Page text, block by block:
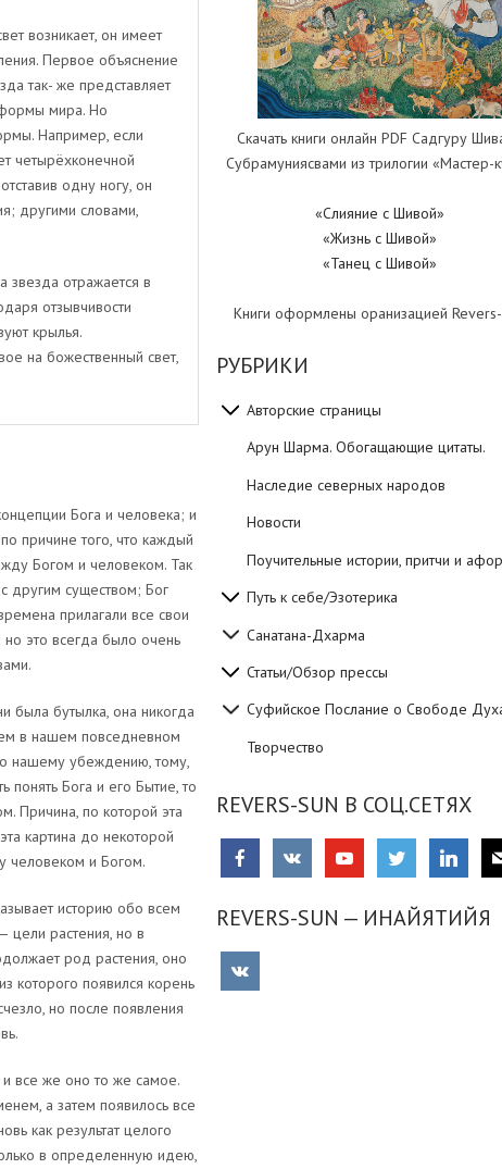
возникает, он имеет
Первое объяснение
так- же представляет
формы мира. Но
Например, если
четырёхконечной
одну ногу, он
другими словами,
звезда отражается в
отзывчивости
крылья.
на божественный свет,
Бога и человека; и
причине того, что каждый
Богом и человеком. Так
другим существом; Бог
прилагали все свои
это всегда было очень
была бутылка, она никогда
в нашем повседневном
нашему убеждению, тому,
Бога и его Бытие, то
Причина, по которой эта
картина до некоторой
человеком и Богом.
историю обо всем
цели растения, но в
род растения, оно
которого появился корень
но после появления
и все же оно то же самое.
а затем появилось все
как результат целого
в определенную идею,
Скачать книги онлайн PDF Садгуру
Субрамуниясвами из трилогии «Мастер-
«Слияние с Шивой»
«Жизнь с Шивой»
«Танец с Шивой»
Книги оформлены оранизацией
РУБРИКИ
Авторские страницы
Арун Шарма. Обогащающие цитаты.
Наследие северных народов
Новости
Поучительные истории, притчи и
Путь к себе/Эзотерика
Санатана-Дхарма
Статьи/Обзор прессы
Суфийское Послание о Свободе
Творчество
REVERS-SUN В СОЦ.СЕТЯХ
REVERS-SUN — ИНАЙЯТИЙЯ